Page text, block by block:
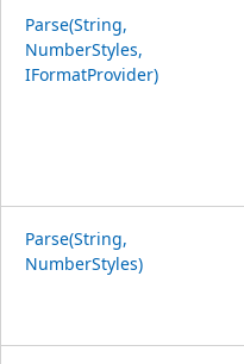
Parse(String,
NumberStyles,
IFormatProvider)
Parse(String,
NumberStyles)